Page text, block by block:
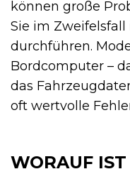
können große
Sie im
durchführen.
Bordcomputer –
das
oft wertvolle
WORAUF